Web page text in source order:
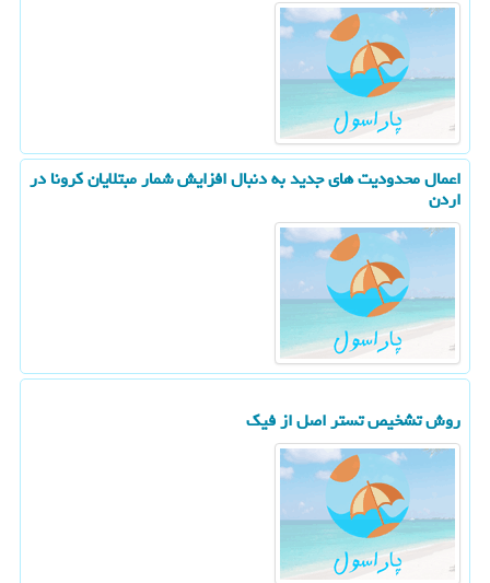
اعمال محدودیت های جدید به دنبال افزایش شمار مبتلایان كرونا در
اردن
روش تشخیص تستر اصل از فیك